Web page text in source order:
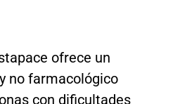
ofrece un
no farmacológico
con dificultades